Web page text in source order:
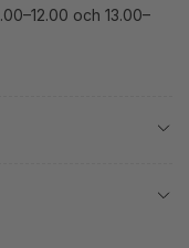
och 13.00–